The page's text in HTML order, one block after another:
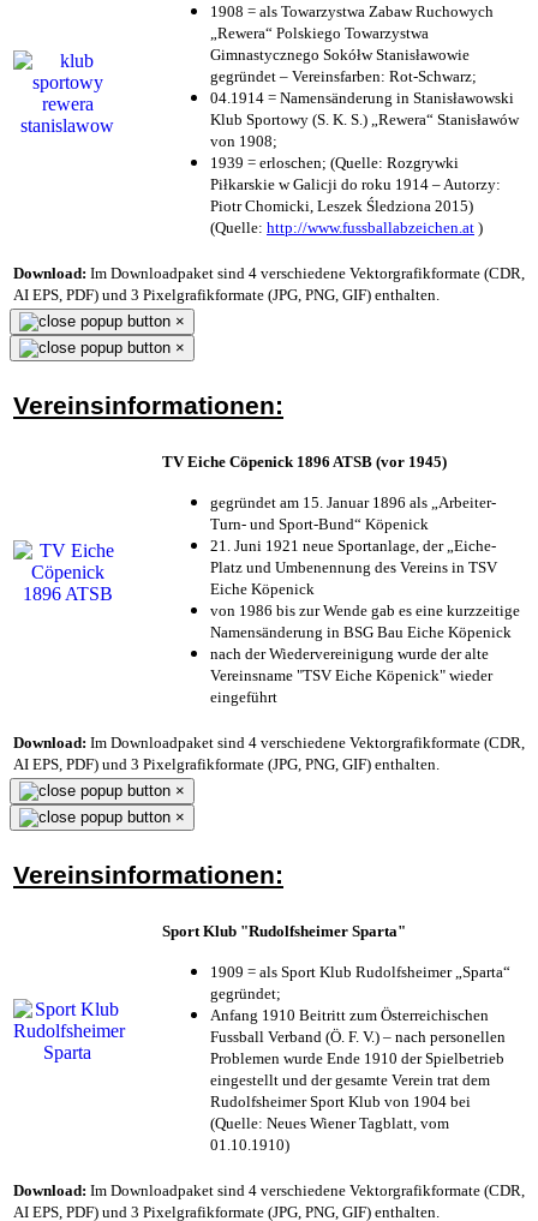
1908 = als Towarzystwa Zabaw Ruchowych
„Rewera“ Polskiego Towarzystwa
Gimnastycznego Sokółw Stanisławowie
gegründet – Vereinsfarben: Rot-Schwarz;
04.1914 = Namensänderung in Stanisławowski
Klub Sportowy (S. K. S.) „Rewera“ Stanisławów
von 1908;
1939 = erloschen; (Quelle: Rozgrywki
Piłkarskie w Galicji do roku 1914 – Autorzy:
Piotr Chomicki, Leszek Śledziona 2015)
(Quelle: http://www.fussballabzeichen.at )
Download: Im Downloadpaket sind 4 verschiedene Vektorgrafikformate (CDR,
AI EPS, PDF) und 3 Pixelgrafikformate (JPG, PNG, GIF) enthalten.
×
×
Vereinsinformationen:
TV Eiche Cöpenick 1896 ATSB (vor 1945)
gegründet am 15. Januar 1896 als „Arbeiter-
Turn- und Sport-Bund“ Köpenick
21. Juni 1921 neue Sportanlage, der „Eiche-
Platz und Umbenennung des Vereins in TSV
Eiche Köpenick
von 1986 bis zur Wende gab es eine kurzzeitige
Namensänderung in BSG Bau Eiche Köpenick
nach der Wiedervereinigung wurde der alte
Vereinsname "TSV Eiche Köpenick" wieder
eingeführt
Download: Im Downloadpaket sind 4 verschiedene Vektorgrafikformate (CDR,
AI EPS, PDF) und 3 Pixelgrafikformate (JPG, PNG, GIF) enthalten.
×
×
Vereinsinformationen:
Sport Klub "Rudolfsheimer Sparta"
1909 = als Sport Klub Rudolfsheimer „Sparta“
gegründet;
Anfang 1910 Beitritt zum Österreichischen
Fussball Verband (Ö. F. V.) – nach personellen
Problemen wurde Ende 1910 der Spielbetrieb
eingestellt und der gesamte Verein trat dem
Rudolfsheimer Sport Klub von 1904 bei
(Quelle: Neues Wiener Tagblatt, vom
01.10.1910)
Download: Im Downloadpaket sind 4 verschiedene Vektorgrafikformate (CDR,
AI EPS, PDF) und 3 Pixelgrafikformate (JPG, PNG, GIF) enthalten.